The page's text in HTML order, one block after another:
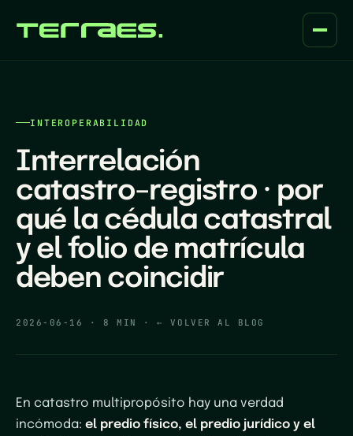
INTEROPERABILIDAD
Interrelación
catastro–registro · por
qué la cédula catastral
y el folio de matrícula
deben coincidir
2026-06-16 · 8 MIN ·← VOLVER AL BLOG
En catastro multipropósito hay una verdad
incómoda: el predio físico, el predio jurídico y el